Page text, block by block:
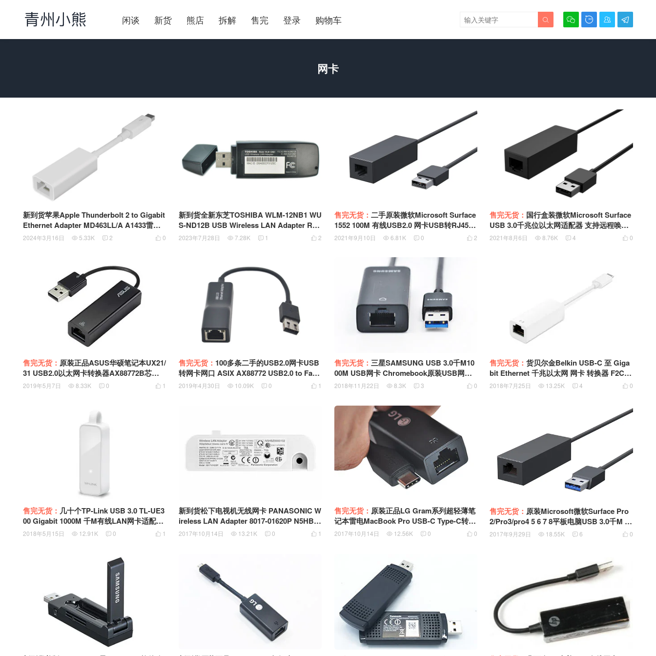
闲谈 新货 熊店 拆解 售完 登录 购物车    

网卡
新到货苹果Apple Thunderbolt 2 to Gigabit
Ethernet Adapter MD463LL/A A1433雷电2
转千M 1000M有线网卡雷雳千兆以太网适配
 0
2024年3月16日  5.33K  2
新到货全新东芝TOSHIBA WLM-12NB1 WU
S-ND12B USB Wireless LAN Adapter RT5
572N芯片USB双频2.4G 5G 300Mbps WIFI
 2
2023年7月28日  7.28K  1
售完无货： 二手原装微软Microsoft Surface
1552 100M 有线USB2.0 网卡USB转RJ45 R
TL8152 支持网络唤醒启动
 2
2021年9月10日  6.81K  0
售完无货： 国行盒装微软Microsoft Surface
USB 3.0千兆位以太网适配器 支持远程唤醒
WIN8 10 MAC 黑苹果免驱 EJR-00003 EJS-
 0
2021年8月6日  8.76K  4
售完无货： 原装正品ASUS华硕笔记本UX21/
31 USB2.0以太网卡转换器AX88772B芯片U
SB TO RJ45 DONGLE UX21/31 KS80011-1
 1
2019年5月7日  8.33K  0
售完无货： 100多条二手的USB2.0网卡USB
转网卡网口 ASIX AX88772 USB2.0 to Fast
Ethernet Adapter网卡
 1
2019年4月30日  10.09K  0
售完无货： 三星SAMSUNG USB 3.0千M10
00M USB网卡 Chromebook原装USB网卡A
A-AE3AUUB
 0
2018年11月22日  8.3K  3
售完无货：货贝尔金Belkin USB-C 至 Giga
bit Ethernet 千兆以太网 网卡 转换器 F2CU
040dsWHTAPL
 0
2018年7月25日  13.25K  4
售完无货： 几十个TP-Link USB 3.0 TL-UE3
00 Gigabit 1000M 千M有线LAN网卡适配器
USB口可折叠收纳
 1
2018年5月15日  12.91K  0
新到货松下电视机无线网卡 PANASONIC W
ireless LAN Adapter 8017-01620P N5HBZ
0000102 WLU5150-D81
 1
2017年10月14日  13.21K  0
售完无货： 原装正品LG Gram系列超轻薄笔
记本雷电MacBook Pro USB-C Type-C转以
太网 100M RJ45网卡
 0
2017年10月14日  12.56K  0
售完无货： 原装Microsoft微软Surface Pro
2/Pro3/pro4 5 6 7 8平板电脑USB 3.0千M 10
00M USB网卡 Microsoft Surface Ethernet
 0
2017年9月29日  18.55K  6